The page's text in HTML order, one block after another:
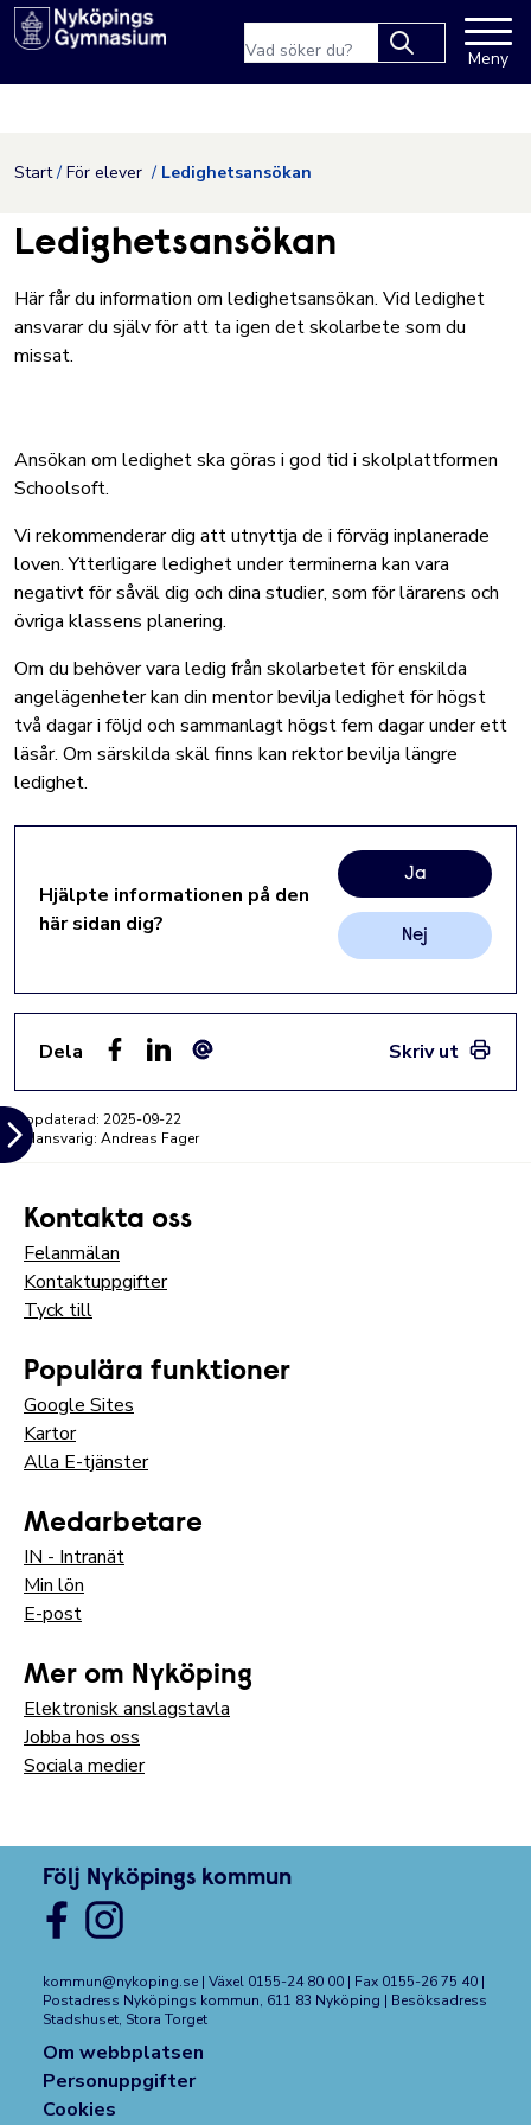
Hoppa till innehåll
Nyköpings kommuns
Meny
Start För elever Ledighetsansökan
Ledighetsansökan
Här får du information om ledighetsansökan. Vid ledighet
ansvarar du själv för att ta igen det skolarbete som du
missat.
Ansökan om ledighet ska göras i god tid i skolplattformen
Schoolsoft.
Vi rekommenderar dig att utnyttja de i förväg inplanerade
loven. Ytterligare ledighet under terminerna kan vara
negativt för såväl dig och dina studier, som för lärarens och
övriga klassens planering.
Om du behöver vara ledig från skolarbetet för enskilda
angelägenheter kan din mentor bevilja ledighet för högst
två dagar i följd och sammanlagt högst fem dagar under ett
läsår. Om särskilda skäl finns kan rektor bevilja längre
ledighet.
Hjälpte informationen på den
här sidan dig?
Ja
Nej
Dela
Skriv ut
Uppdaterad: 2025-09-22
Sidansvarig: Andreas Fager
Kontakta oss
Felanmälan
Kontaktuppgifter
Tyck till
Populära funktioner
Google Sites
Kartor
Alla E-tjänster
Medarbetare
IN - Intranät
Min lön
E-post
Mer om Nyköping
Elektronisk anslagstavla
Jobba hos oss
Sociala medier
Följ Nyköpings kommun
kommun@nykoping.se | Växel 0155-24 80 00 | Fax 0155-26 75 40 |
Postadress Nyköpings kommun, 611 83 Nyköping | Besöksadress
Stadshuset, Stora Torget
Om webbplatsen
Personuppgifter
Cookies